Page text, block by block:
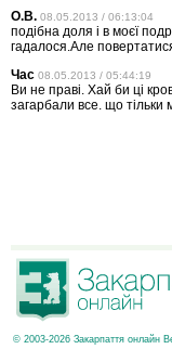
О.В. 08.05.2013 / 06:13:04
подібна доля і в моєї
гадалося.Але
Час 08.05.2013 / 05:44:19
Ви не праві. Хай би ці
загарбали все. що тільки
© 2003-2026 Закарпаття онлайн